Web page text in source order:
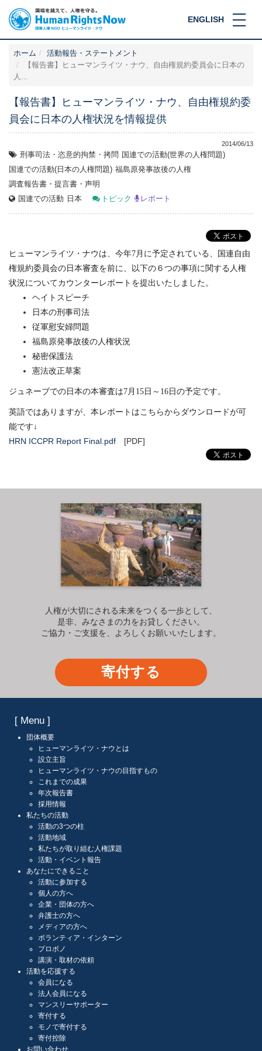
ENGLISH
ホーム
活動報告・ステートメント
【報告書】ヒューマンライツ・ナウ、自由権規約委員会に日本の
人...
【報告書】ヒューマンライツ・ナウ、自由権規約委
員会に日本の人権状況を情報提供
2014/06/13
刑事司法・恣意的拘禁・拷問 国連での活動(世界の人権問題)
国連での活動(日本の人権問題) 福島原発事故後の人権
調査報告書・提言書・声明
国連での活動
日本 トピック レポート
ヒューマンライツ・ナウは、今年7月に予定されている、国連自由
権規約委員会の日本審査を前に、以下の６つの事項に関する人権
状況についてカウンターレポートを提出いたしました。
ヘイトスピーチ
日本の刑事司法
従軍慰安婦問題
福島原発事故後の人権状況
秘密保護法
憲法改正草案
ジュネーブでの日本の本審査は7月15日～16日の予定です。
英語ではありますが、本レポートはこちらからダウンロードが可
能です↓
HRN ICCPR Report Final.pdf [PDF]
人権が大切にされる未来をつくる一歩として、
是非、みなさまの力をお貸しください。
ご協力・ご支援を、よろしくお願いいたします。
寄付する
[ Menu ]
団体概要
ヒューマンライツ・ナウとは
設立主旨
ヒューマンライツ・ナウの目指すもの
これまでの成果
年次報告書
採用情報
私たちの活動
活動の3つの柱
活動地域
私たちが取り組む人権課題
活動・イベント報告
あなたにできること
活動に参加する
個人の方へ
企業・団体の方へ
弁護士の方へ
メディアの方へ
ボランティア・インターン
プロボノ
講演・取材の依頼
活動を応援する
会員になる
法人会員になる
マンスリーサポーター
寄付する
モノで寄付する
寄付控除
お問い合わせ